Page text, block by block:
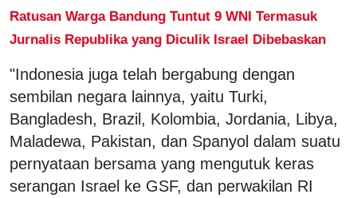
Ratusan Warga Bandung Tuntut 9 WNI Termasuk
Jurnalis Republika yang Diculik Israel Dibebaskan
"Indonesia juga telah bergabung dengan
sembilan negara lainnya, yaitu Turki,
Bangladesh, Brazil, Kolombia, Jordania, Libya,
Maladewa, Pakistan, dan Spanyol dalam suatu
pernyataan bersama yang mengutuk keras
serangan Israel ke GSF, dan perwakilan RI